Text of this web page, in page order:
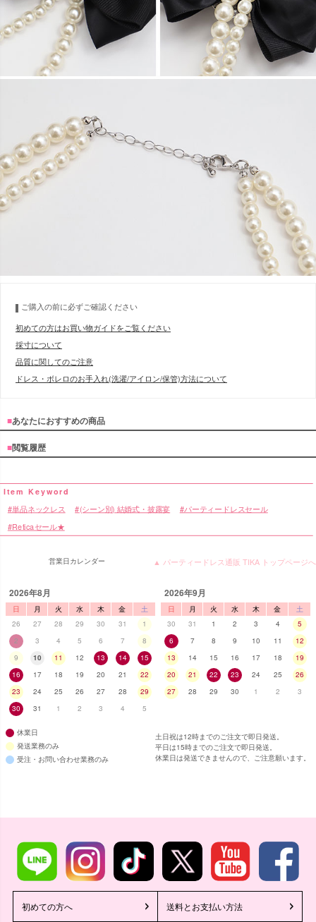
ご購入の前に必ずご確認ください
初めての方はお買い物ガイドをご覧ください
採寸について
品質に関してのご注意
ドレス・ボレロのお手入れ(洗濯/アイロン/保管)方法について
■あなたにおすすめの商品
■閲覧履歴
単品ネックレス (シーン別) 結婚式・披露宴 パーティードレスセール
Reticaセール★
▲ パーティードレス通販 TIKA トップページへ
営業日カレンダー
2026年8月
日 月 火 水 木 金
土
26
27 28 29 30 31
1
2
3 4 5 6 7
8
9
10 11 12 13 14
15
16
17 18 19 20 21
22
23
24 25 26 27 28
29
30
31 1 2 3 4 5
2026年9月
日 月 火 水 木 金
土
30
31 1 2 3 4
5
6
7 8 9 10 11
12
13
14 15 16 17 18
19
20
21 22 23 24 25
26
27
28 29 30 1 2 3
休業日
発送業務のみ
受注・お問い合わせ業務のみ
土日祝は12時までのご注文で即日発送。
平日は15時までのご注文で即日発送。
休業日は発送できませんので、ご注意願います。
初めての方へ 送料とお支払い方法